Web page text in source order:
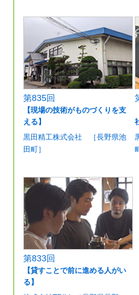
第835回
【現場の技術がものづくりを支
える】
黒田精工株式会社 ［長野県池
田町］
第833回
【貸すことで前に進める人がい
る】